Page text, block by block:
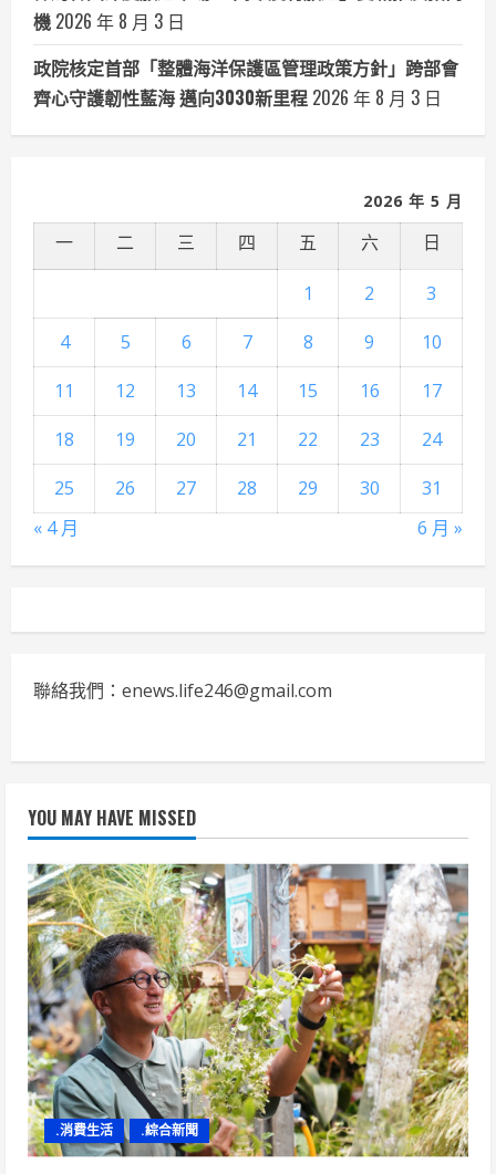
機 2026 年 8 月 3 日
政院核定首部「整體海洋保護區管理政策方針」跨部會
齊心守護韌性藍海 邁向3030新里程 2026 年 8 月 3 日
2026 年 5 月
一 二 三 四 五 六 日
1 2
3
4
5 6 7 8 9
10
11
12 13 14 15 16
17
18
19 20 21 22 23
24
25
26 27 28 29 30
31
« 4 月
6 月 »
聯絡我們：enews.life246@gmail.com
YOU MAY HAVE MISSED
.消費生活 .綜合新聞